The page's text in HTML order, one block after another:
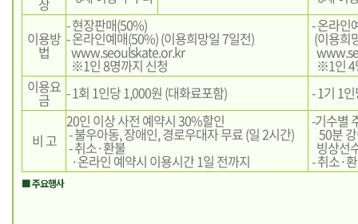
상
이용방
법
- 현장판매(50%)
- 온라인예매(50%) (이용희망일 7일전)
www.seoulskate.or.kr
※1인 8명까지 신청
- 온라인
(이용희
※1인 4
이용요
금 - 1회 1인당 1,000원 (대화료포함) - 1기 1
비 고
20인 이상 사전 예약시 30%할인
- 불우아동, 장애인, 경로우대자 무료 (일 2시간)
- 취소·환불
·온라인 예약시 이용시간 1일 전까지
-기수별
50분
빙상선
- 취소·
■ 주요행사